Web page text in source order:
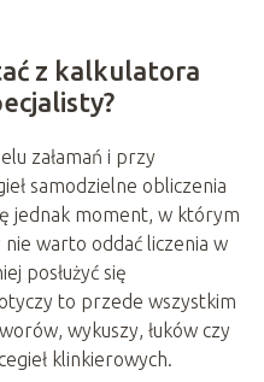
z kalkulatora
załamań i przy
samodzielne obliczenia
jednak moment, w którym
nie warto oddać liczenia w
posłużyć się
to przede wszystkim
wykuszy, łuków czy
klinkierowych.